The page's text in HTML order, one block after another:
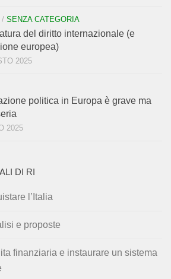
/ SENZA CATEGORIA
del diritto internazionale (e
europea)
2025
politica in Europa è grave ma
2025
DI RI
l’Italia
e proposte
finanziaria e instaurare un sistema